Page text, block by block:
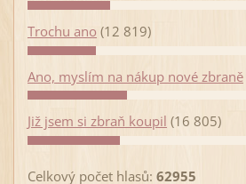
Trochu ano (12 819)
Ano, myslím na nákup nové zbraně
Již jsem si zbraň koupil (16 805)
Celkový počet hlasů: 62955